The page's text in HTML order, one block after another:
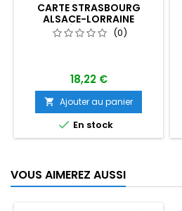
CARTE STRASBOURG
ALSACE-LORRAINE
PLASTIFIÉE 2026 AU 1/250
000 ÉDITION 1
(0)
18,22 €
 Ajouter au panier
 En stock
VOUS AIMEREZ AUSSI